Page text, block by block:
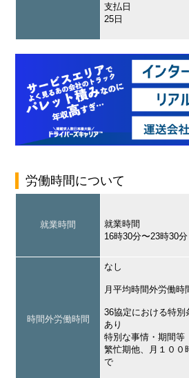
支払日
25日
労働時間について
就業時間
就業時間
16時30分〜23時30分
時間外労働時間
なし
月平均時間外労働時
36協定における特別
あり
特別な事情・期間等
繁忙期他、月１００
で